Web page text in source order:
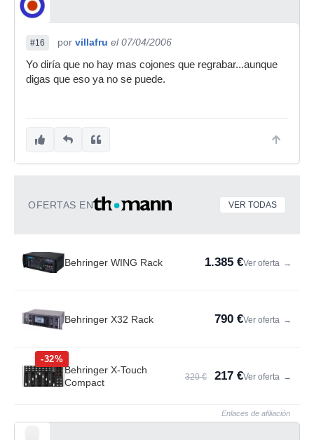
#16 por villafru el 07/04/2006
Yo diría que no hay mas cojones que regrabar...aunque
digas que eso ya no se puede.
OFERTAS EN VER TODAS
Behringer WING Rack 1.385 €Ver oferta →
Behringer X32 Rack 790 €Ver oferta →
-32%
Behringer X-Touch
Compact
320 € 217 €Ver oferta →
Enlaces de afiliación